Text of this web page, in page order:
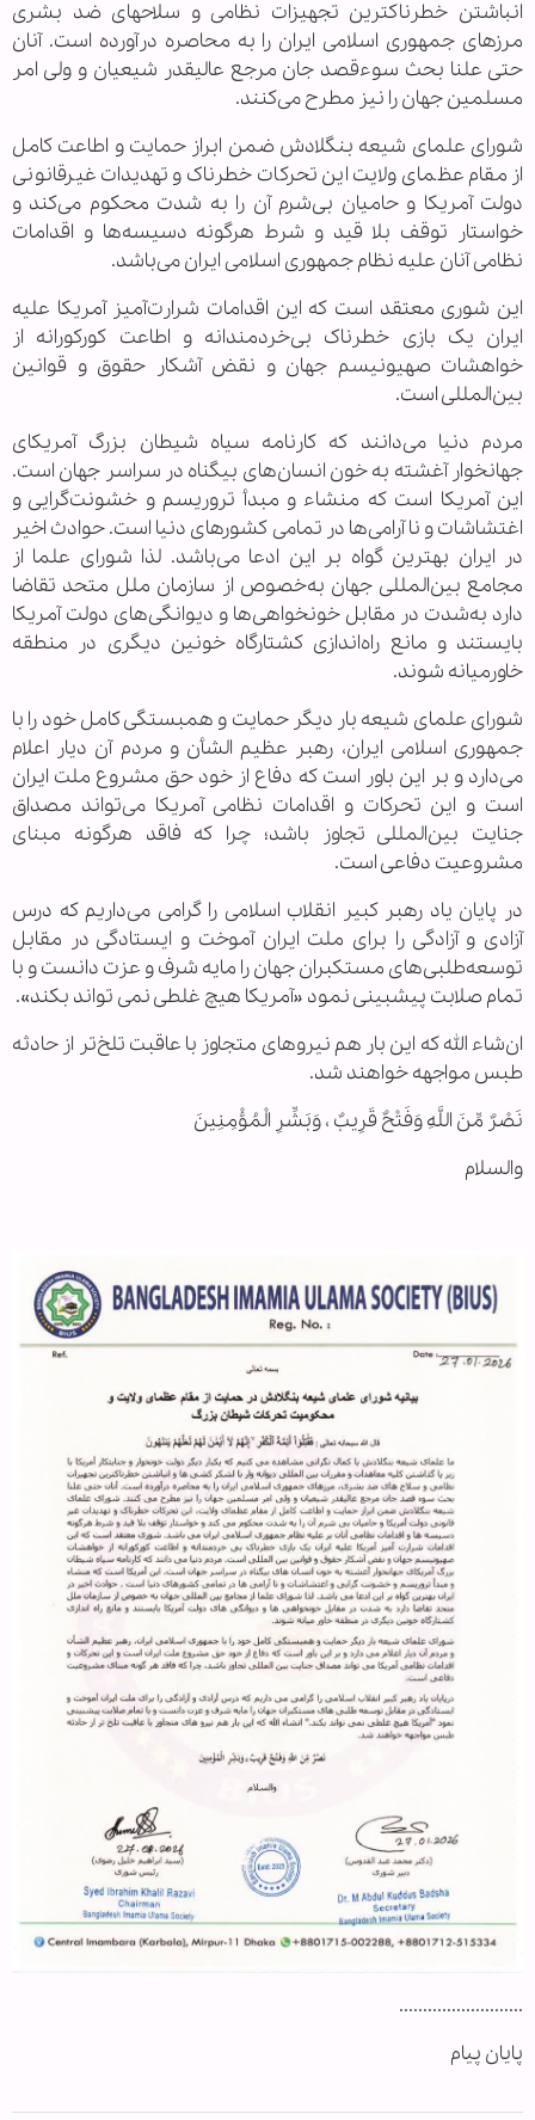
انباشتن خطرناکترین تجهیزات نظامی و سلاحهای ضد بشری
مرزهای جمهوری اسلامی ایران را به محاصره درآورده است. آنان
حتی علنا بحث سوء‌قصد جان مرجع عالیقدر شیعیان و ولی امر
مسلمین جهان را نیز مطرح می‌کنند.
شورای علمای شیعه بنگلادش ضمن ابراز حمایت و اطاعت کامل
از مقام عظمای ولایت این تحرکات خطرناک و تهدیدات غیرقانونی
دولت آمریکا و حامیان بی‌شرم آن را به شدت محکوم می‌کند و
خواستار توقف بلا قید و شرط هرگونه دسیسه‌ها و اقدامات
نظامی آنان علیه نظام جمهوری اسلامی ایران می‌باشد.
این شوری معتقد است که این اقدامات شرارت‌آمیز آمریکا علیه
ایران یک بازی خطرناک بی‌خردمندانه و اطاعت کورکورانه از
خواهشات صهیونیسم جهان و نقض آشکار حقوق و قوانین
بین‌المللی است.
مردم دنیا می‌دانند که کارنامه سیاه شیطان بزرگ آمریکای
جهانخوار آغشته به خون انسان‌های بیگناه در سراسر جهان است.
این آمریکا است که منشاء و مبدأ تروریسم و خشونت‌گرایی و
اغتشاشات و نا آرامی‌ها در تمامی کشورهای دنیا است. حوادث اخیر
در ایران بهترین گواه بر این ادعا می‌باشد. لذا شورای علما از
مجامع بین‌المللی جهان به‌خصوص از سازمان ملل متحد تقاضا
دارد به‌شدت در مقابل خونخواهی‌ها و دیوانگی‌های دولت آمریکا
بایستند و مانع راه‌اندازی کشتارگاه خونین دیگری در منطقه
خاورمیانه شوند.
شورای علمای شیعه بار دیگر حمایت و همبستگی کامل خود را با
جمهوری اسلامی ایران، رهبر عظیم الشأن و مردم آن دیار اعلام
می‌دارد و بر این باور است که دفاع از خود حق مشروع ملت ایران
است و این تحرکات و اقدامات نظامی آمریکا می‌تواند مصداق
جنایت بین‌المللی تجاوز باشد؛ چرا که فاقد هرگونه مبنای
مشروعیت دفاعی است.
در پایان یاد رهبر کبیر انقلاب اسلامی را گرامی می‌داریم که درس
آزادی و آزادگی را برای ملت ایران آموخت و ایستادگی در مقابل
توسعه‌طلبی‌های مستکبران جهان را مایه شرف و عزت دانست و با
تمام صلابت پیشبینی نمود «آمریکا هیچ غلطی نمی تواند بکند».
ان‌شاء الله که این بار هم نیروهای متجاوز با عاقبت تلخ‌تر از حادثه
طبس مواجهه خواهند شد.
نَصْرٌ مِّنَ اللَّهِ وَفَتْحٌ قَرِیبٌ ، وَبَشِّرِ الْمُؤْمِنِینَ
والسلام
..........................
پایان پیام